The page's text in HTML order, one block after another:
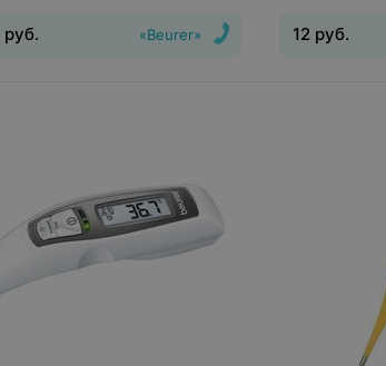
«Beurer»
руб. 12 руб.